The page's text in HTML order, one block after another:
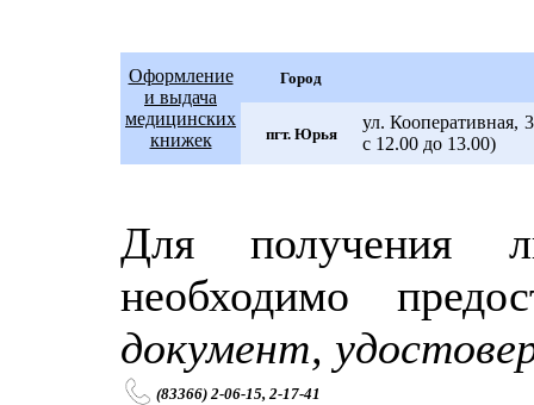
Оформление
и выдача
медицинских
книжек
Город
пгт. Юрья
ул. Кооперативная,
с 12.00 до 13.00)
Для получения
необходимо
документ,
(83366) 2-06-15, 2-17-41